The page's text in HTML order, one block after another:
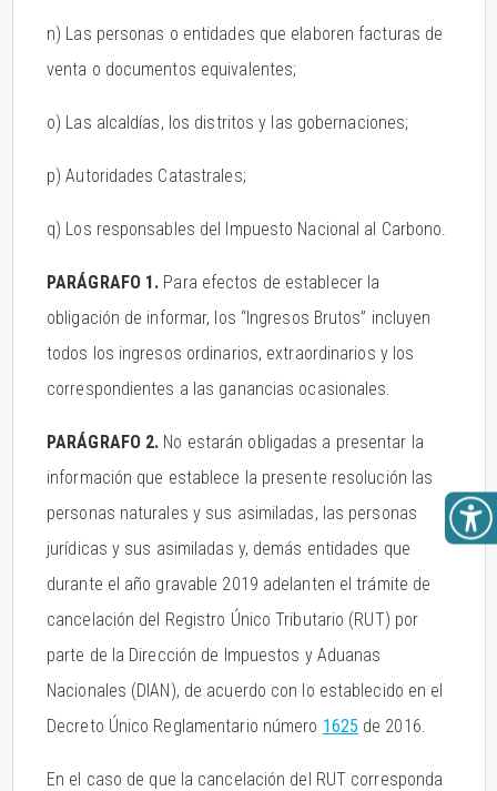
n) Las personas o entidades que elaboren facturas de
venta o documentos equivalentes;
o) Las alcaldías, los distritos y las gobernaciones;
p) Autoridades Catastrales;
q) Los responsables del Impuesto Nacional al Carbono.
PARÁGRAFO 1. Para efectos de establecer la
obligación de informar, los “Ingresos Brutos” incluyen
todos los ingresos ordinarios, extraordinarios y los
correspondientes a las ganancias ocasionales.
PARÁGRAFO 2. No estarán obligadas a presentar la
información que establece la presente resolución las
personas naturales y sus asimiladas, las personas
jurídicas y sus asimiladas y, demás entidades que
durante el año gravable 2019 adelanten el trámite de
cancelación del Registro Único Tributario (RUT) por
parte de la Dirección de Impuestos y Aduanas
Nacionales (DIAN), de acuerdo con lo establecido en el
Decreto Único Reglamentario número 1625 de 2016.
En el caso de que la cancelación del RUT corresponda